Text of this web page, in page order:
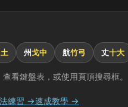
州戈中 航竹弓 丈十大
看鍵盤表，或使用頁頂搜尋框。
練習 →速成教學 →